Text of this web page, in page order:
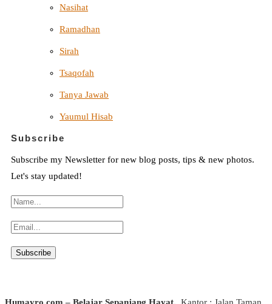
Nasihat
Ramadhan
Sirah
Tsaqofah
Tanya Jawab
Yaumul Hisab
Subscribe
Subscribe my Newsletter for new blog posts, tips & new photos.
Let's stay updated!